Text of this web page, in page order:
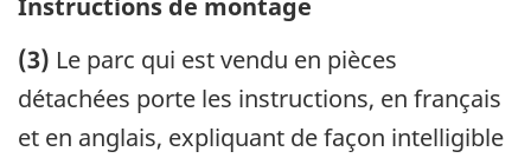
Instructions de montage
(3) Le parc qui est vendu en pièces
détachées porte les instructions, en français
et en anglais, expliquant de façon intelligible